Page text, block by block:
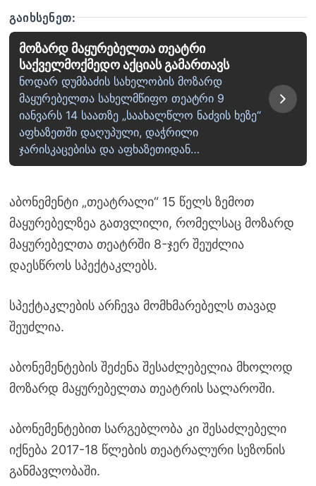
ᲒᲐᲘᲮᲡᲔᲜᲔᲗ:
მოზარდ მაყურებელთა თეატრი
საქველმოქმედო აქციას გამართავს
ნოდარ დუმბაძის სახელობის მოზარდ
მაყურებელთა სახელმწიფო თეატრი 9
იანვარს 14 საათზე „საახალწლო ნაძვის ხეზე“
აფხაზეთში დაღუპული, დაჭრილი
ჯარისკაცებისა და აფხაზეთიდან…
აბონემენტი „თეატრალი“ 15 წელს ზემოთ
მაყურებელზეა გათვლილი, რომელსაც მოზარდ
მაყურებელთა თეატრში 8-ჯერ შეუძლია
დაესწროს სპექტაკლებს.
სპექტაკლების არჩევა მომხმარებელს თავად
შეუძლია.
აბონემენტების შეძენა შესაძლებელია მხოლოდ
მოზარდ მაყურებელთა თეატრის სალაროში.
აბონემენტებით სარგებლობა კი შესაძლებელი
იქნება 2017-18 წლების თეატრალური სეზონის
განმავლობაში.